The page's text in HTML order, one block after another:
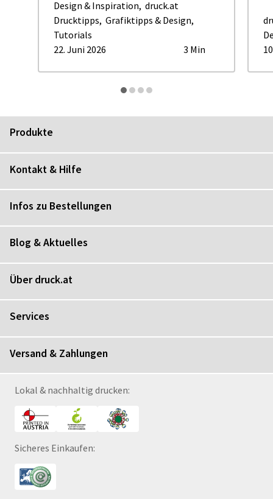
Design & Inspiration, druck.at
Drucktipps, Grafiktipps & Design,
Tutorials
22. Juni 2026
3 Min
Produkte
Kontakt & Hilfe
Infos zu Bestellungen
Blog & Aktuelles
Über druck.at
Services
Versand & Zahlungen
Lokal & nachhaltig drucken:
Sicheres Einkaufen: